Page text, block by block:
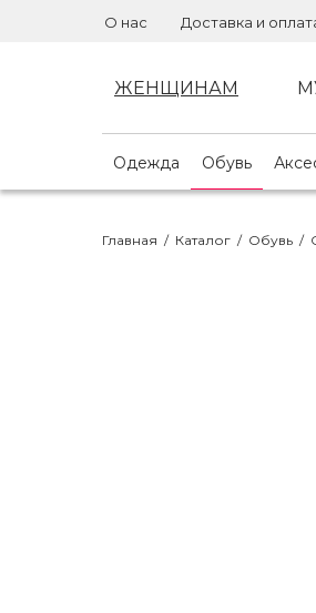
О нас Доставка и
ЖЕНЩИНАМ
Одежда Обувь
Главная / Каталог / Обувь /